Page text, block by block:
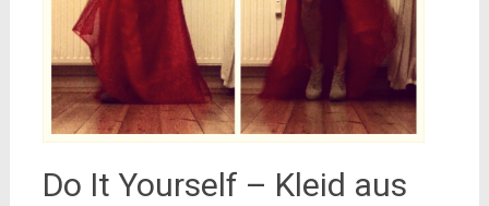
Do It Yourself – Kleid aus